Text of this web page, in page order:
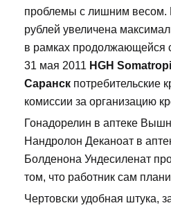
проблемы с лишним весом.
рублей увеличена
в рамках продолжающейся
31 мая 2011 HGH
Саранск потребительские
комиссии за организацию
Гонадорелин в аптеке
Нандролон Деканоат в
Болденона Ундесиленат
том, что работник сам
Чертовски удобная штука,